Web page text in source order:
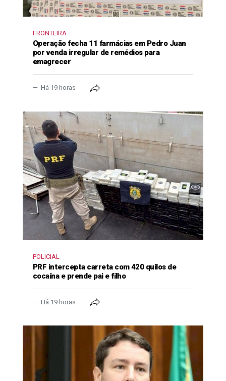
FRONTEIRA
Operação fecha 11 farmácias em Pedro Juan
por venda irregular de remédios para
emagrecer
Há 19 horas
POLICIAL
PRF intercepta carreta com 420 quilos de
cocaína e prende pai e filho
Há 19 horas